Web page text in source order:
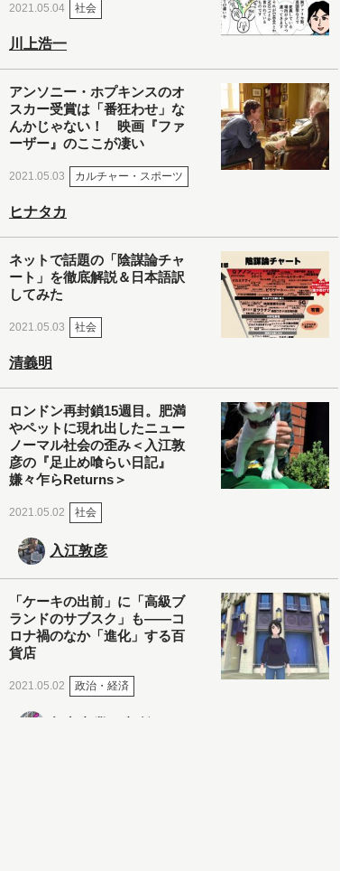
2021.05.04 社会
川上浩一
アンソニー・ホプキンスのオ
スカー受賞は「番狂わせ」な
んかじゃない！ 映画『ファ
ーザー』のここが凄い
2021.05.03 カルチャー・スポーツ
ヒナタカ
ネットで話題の「陰謀論チャ
ート」を徹底解説＆日本語訳
してみた
2021.05.03 社会
清義明
ロンドン再封鎖15週目。肥満
やペットに現れ出したニュー
ノーマル社会の歪み＜入江敦
彦の『足止め喰らい日記』
嫌々乍らReturns＞
2021.05.02 社会
入江敦彦
「ケーキの出前」に「高級ブ
ランドのサブスク」も――コ
ロナ禍のなか「進化」する百
貨店
2021.05.02 政治・経済